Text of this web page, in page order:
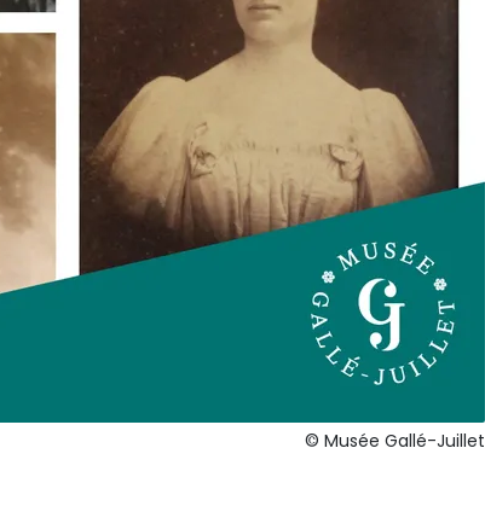
© Musée Gallé-Juillet